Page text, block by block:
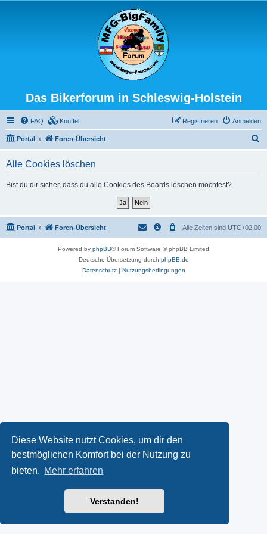
Diese Website nutzt Cookies, um dir den
bestmöglichen Komfort bei der Nutzung zu
bieten. Mehr erfahren
Verstanden!
Das Bikerforum in Schleswig-Holstein
FAQ Knuffel Anmelden
Registrieren
Portal Foren-Übersicht
Alle Cookies löschen
Bist du dir sicher, dass du alle Cookies des Boards löschen möchtest?
Portal Foren-Übersicht Alle Zeiten sind UTC+02:00
Powered by phpBB® Forum Software © phpBB Limited
Deutsche Übersetzung durch phpBB.de
Datenschutz| Nutzungsbedingungen